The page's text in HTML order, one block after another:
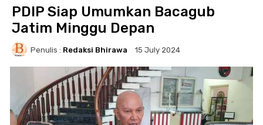
PDIP Siap Umumkan Bacagub
Jatim Minggu Depan
Penulis : Redaksi Bhirawa 15 July 2024